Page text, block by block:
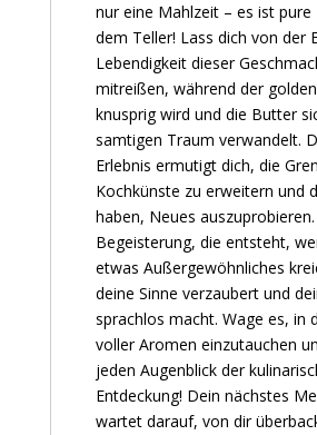
nur eine Mahlzeit – es ist
dem Teller! Lass dich von der
Lebendigkeit dieser
mitreißen, während der
knusprig wird und die Butter
samtigen Traum verwandelt.
Erlebnis ermutigt dich, die
Kochkünste zu erweitern und
haben, Neues
Begeisterung, die entsteht,
etwas Außergewöhnliches
deine Sinne verzaubert und
sprachlos macht. Wage es, in
voller Aromen einzutauchen
jeden Augenblick der
Entdeckung! Dein nächstes
wartet darauf, von dir